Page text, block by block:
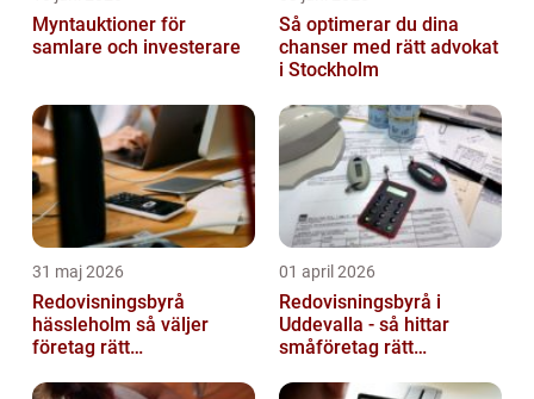
Myntauktioner för
samlare och investerare
Så optimerar du dina
chanser med rätt advokat
i Stockholm
31 maj 2026
Redovisningsbyrå
hässleholm så väljer
företag rätt
01 april 2026
Redovisningsbyrå i
Uddevalla - så hittar
småföretag rätt